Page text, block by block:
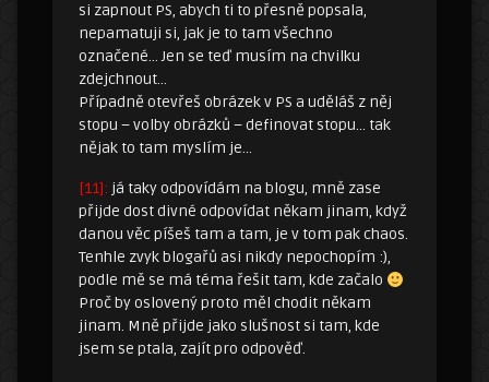
si zapnout PS, abych ti to přesně popsala,
nepamatuji si, jak je to tam všechno
označené… Jen se teď musím na chvilku
zdejchnout…
Případně otevřeš obrázek v PS a uděláš z něj
stopu – volby obrázků – definovat stopu… tak
nějak to tam myslím je…
[11]: já taky odpovídám na blogu, mně zase
přijde dost divné odpovídat někam jinam, když
danou věc píšeš tam a tam, je v tom pak chaos.
Tenhle zvyk blogařů asi nikdy nepochopím :),
podle mě se má téma řešit tam, kde začalo
Proč by oslovený proto měl chodit někam
jinam. Mně přijde jako slušnost si tam, kde
jsem se ptala, zajít pro odpověď.